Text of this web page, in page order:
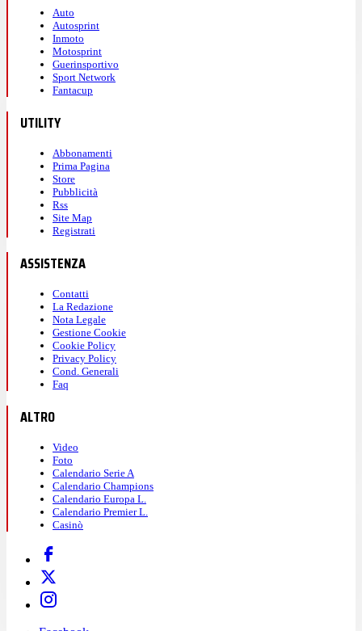
Auto
Autosprint
Inmoto
Motosprint
Guerinsportivo
Sport Network
Fantacup
UTILITY
Abbonamenti
Prima Pagina
Store
Pubblicità
Rss
Site Map
Registrati
ASSISTENZA
Contatti
La Redazione
Nota Legale
Gestione Cookie
Cookie Policy
Privacy Policy
Cond. Generali
Faq
ALTRO
Video
Foto
Calendario Serie A
Calendario Champions
Calendario Europa L.
Calendario Premier L.
Casinò